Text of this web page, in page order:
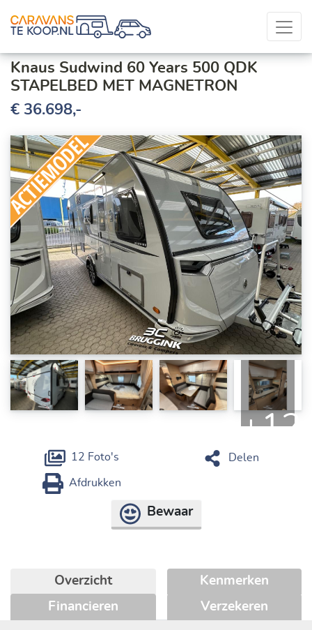
Knaus Sudwind 60 Years 500 QDK
STAPELBED MET MAGNETRON
€ 36.698,-
+12
12 Foto's Delen
Afdrukken
Bewaar
Overzicht
Kenmerken
Financieren
Verzekeren